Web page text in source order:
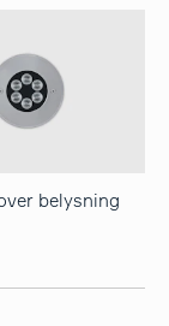
belysning